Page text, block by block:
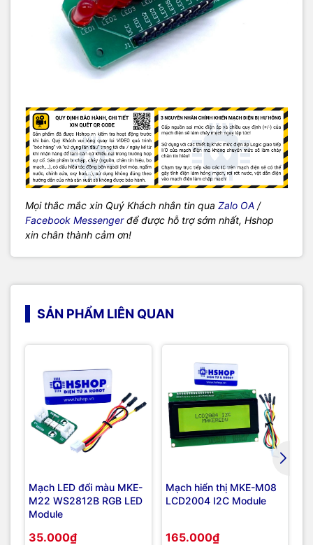
Mọi thắc mắc xin Quý Khách nhắn tin qua Zalo OA /
Facebook Messengerđể được hỗ trợ sớm nhất, Hshop
xin chân thành cảm ơn!
SẢN PHẨM LIÊN QUAN
Mạch LED đổi màu MKE-
M22 WS2812B RGB LED
Module
35.000₫
Mạch hiển thị MKE-M08
LCD2004 I2C Module
165.000₫